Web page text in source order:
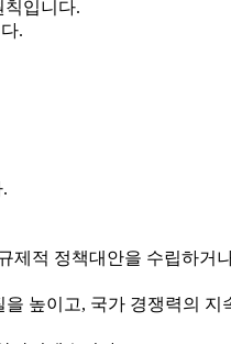
칙입니다.
.
적 정책대안을 수립하거
높이고, 국가 경쟁력의 지